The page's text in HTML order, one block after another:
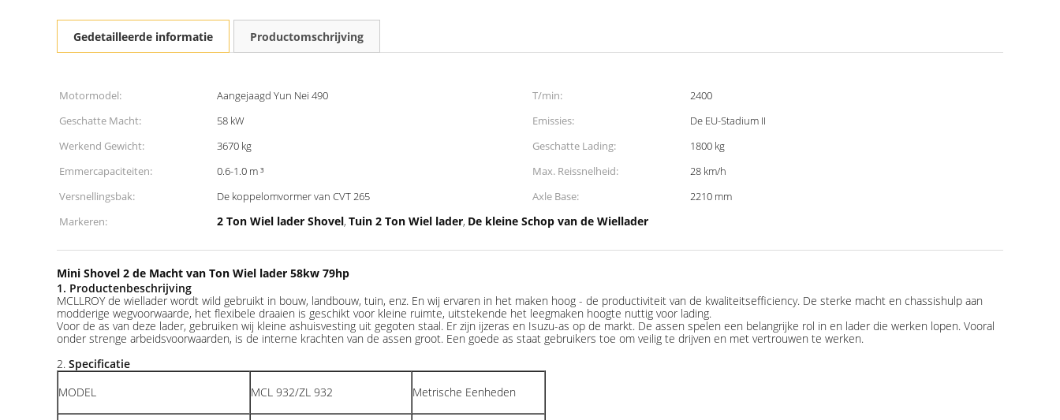
Gedetailleerde informatie Productomschrijving
Motormodel: Aangejaagd Yun Nei 490 T/min:
2400
Geschatte Macht:
58 kW Emissies:
De EU-Stadium II
Werkend Gewicht:
3670 kg Geschatte Lading:
1800 kg
Emmercapaciteiten:
0.6-1.0 m ³ Max. Reissnelheid:
28 km/h
Versnellingsbak:
De koppelomvormer van CVT 265 Axle Base:
2210 mm
Markeren:
2 Ton Wiel lader Shovel, Tuin 2 Ton Wiel lader, De kleine Schop van de Wiellader
Mini Shovel 2 de Macht van Ton Wiel lader 58kw 79hp
1. Productenbeschrijving
MCLLROY de wiellader wordt wild gebruikt in bouw, landbouw, tuin, enz. En wij ervaren in het maken hoog - de productiviteit van de kwaliteitsefficiency. De sterke macht en chassishulp aan
modderige wegvoorwaarde, het flexibele draaien is geschikt voor kleine ruimte, uitstekende het leegmaken hoogte nuttig voor lading.
Voor de as van deze lader, gebruiken wij kleine ashuisvesting uit gegoten staal. Er zijn ijzeras en Isuzu-as op de markt. De assen spelen een belangrijke rol in en lader die werken lopen. Vooral
onder strenge arbeidsvoorwaarden, is de interne krachten van de assen groot. Een goede as staat gebruikers toe om veilig te drijven en met vertrouwen te werken.
2. Specificatie
MODEL
MCL 932/ZL 932 Metrische Eenheden